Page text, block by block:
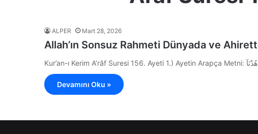
ALPER Mart 28, 2026
Allah’ın Sonsuz Rahmeti Dünyada ve
Devamını Oku »